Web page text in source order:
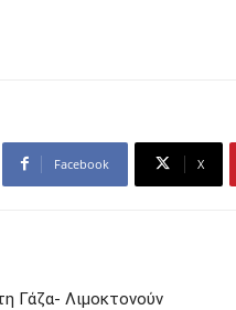
Facebook X
Γάζα- Λιμοκτονούν